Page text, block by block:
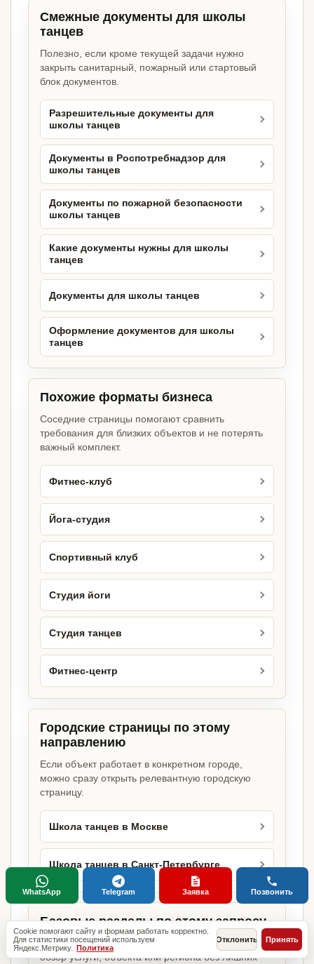
Смежные документы для школы
танцев
Полезно, если кроме текущей задачи нужно
закрыть санитарный, пожарный или стартовый
блок документов.
Разрешительные документы для
школы танцев
Документы в Роспотребнадзор для
школы танцев
Документы по пожарной безопасности
школы танцев
Какие документы нужны для школы
танцев
Документы для школы танцев
Оформление документов для школы
танцев
Похожие форматы бизнеса
Соседние страницы помогают сравнить
требования для близких объектов и не потерять
важный комплект.
Фитнес-клуб
Йога-студия
Спортивный клуб
Студия йоги
Студия танцев
Фитнес-центр
Городские страницы по этому
направлению
Если объект работает в конкретном городе,
можно сразу открыть релевантную городскую
страницу.
Школа танцев в Москве
Школа танцев в Санкт-Петербурге
Базовые разделы по этому запросу
Родительские страницы дают более широкий
обзор услуги, объекта или региона без лишних
Cookie помогают сайту и формам работать корректно.
Для статистики посещений используем
Яндекс.Метрику. Политика
Отклонить Принять
WhatsApp Telegram Заявка Позвонить